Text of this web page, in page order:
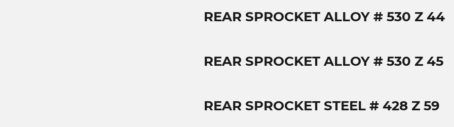
REAR SPROCKET ALLOY # 530 Z 44
REAR SPROCKET ALLOY # 530 Z 45
REAR SPROCKET STEEL # 428 Z 59